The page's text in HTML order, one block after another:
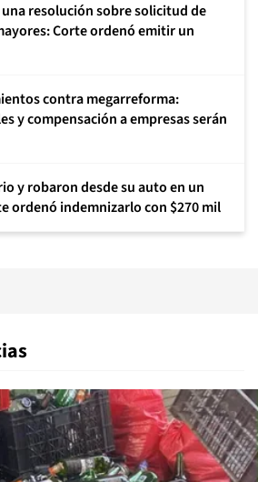
una resolución sobre solicitud de
Corte ordenó emitir un
contra megarreforma:
y compensación a empresas serán
y robaron desde su auto en un
ordenó indemnizarlo con $270 mil